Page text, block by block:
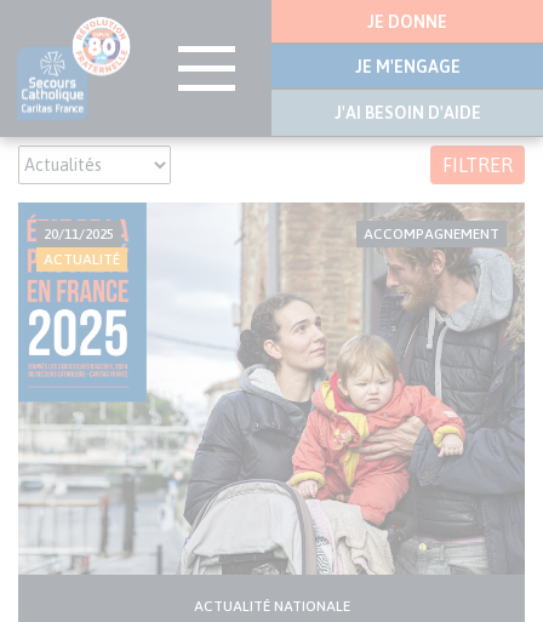
Aller
principal
latérale
JE DONNE
JE M'ENGAGE
J'AI BESOIN D'AIDE
FILTRER
20/11/2025
ACTUALITÉ
ACCOMPAGNEMENT
ACTUALITÉ NATIONALE